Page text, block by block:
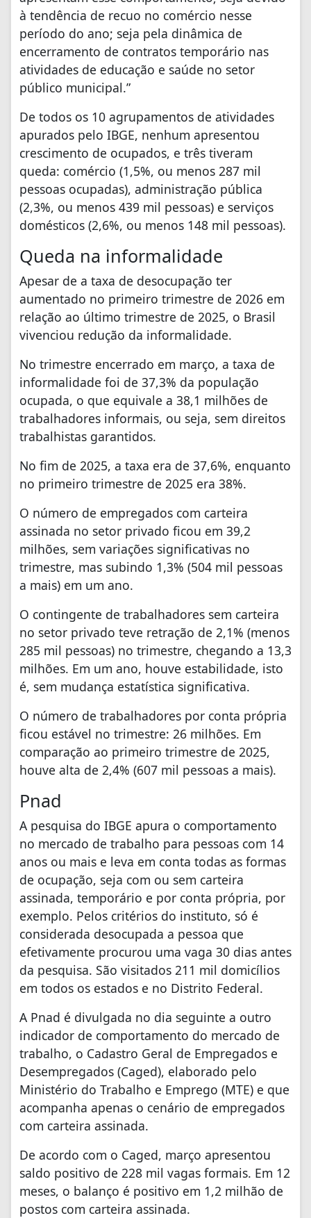
à tendência de recuo no comércio nesse
período do ano; seja pela dinâmica de
encerramento de contratos temporário nas
atividades de educação e saúde no setor
público municipal.”
De todos os 10 agrupamentos de atividades
apurados pelo IBGE, nenhum apresentou
crescimento de ocupados, e três tiveram
queda: comércio (1,5%, ou menos 287 mil
pessoas ocupadas), administração pública
(2,3%, ou menos 439 mil pessoas) e serviços
domésticos (2,6%, ou menos 148 mil pessoas).
Queda na informalidade
Apesar de a taxa de desocupação ter
aumentado no primeiro trimestre de 2026 em
relação ao último trimestre de 2025, o Brasil
vivenciou redução da informalidade.
No trimestre encerrado em março, a taxa de
informalidade foi de 37,3% da população
ocupada, o que equivale a 38,1 milhões de
trabalhadores informais, ou seja, sem direitos
trabalhistas garantidos.
No fim de 2025, a taxa era de 37,6%, enquanto
no primeiro trimestre de 2025 era 38%.
O número de empregados com carteira
assinada no setor privado ficou em 39,2
milhões, sem variações significativas no
trimestre, mas subindo 1,3% (504 mil pessoas
a mais) em um ano.
O contingente de trabalhadores sem carteira
no setor privado teve retração de 2,1% (menos
285 mil pessoas) no trimestre, chegando a 13,3
milhões. Em um ano, houve estabilidade, isto
é, sem mudança estatística significativa.
O número de trabalhadores por conta própria
ficou estável no trimestre: 26 milhões. Em
comparação ao primeiro trimestre de 2025,
houve alta de 2,4% (607 mil pessoas a mais).
Pnad
A pesquisa do IBGE apura o comportamento
no mercado de trabalho para pessoas com 14
anos ou mais e leva em conta todas as formas
de ocupação, seja com ou sem carteira
assinada, temporário e por conta própria, por
exemplo. Pelos critérios do instituto, só é
considerada desocupada a pessoa que
efetivamente procurou uma vaga 30 dias antes
da pesquisa. São visitados 211 mil domicílios
em todos os estados e no Distrito Federal.
A Pnad é divulgada no dia seguinte a outro
indicador de comportamento do mercado de
trabalho, o Cadastro Geral de Empregados e
Desempregados (Caged), elaborado pelo
Ministério do Trabalho e Emprego (MTE) e que
acompanha apenas o cenário de empregados
com carteira assinada.
De acordo com o Caged, março apresentou
saldo positivo de 228 mil vagas formais. Em 12
meses, o balanço é positivo em 1,2 milhão de
postos com carteira assinada.